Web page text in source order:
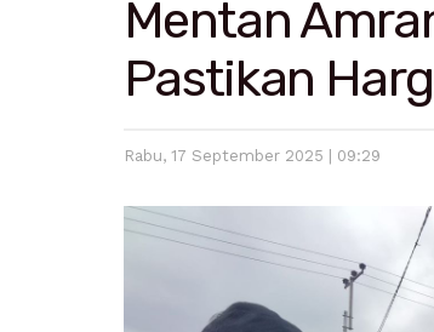
Mentan
Pastikan
Rabu, 17 September 2025 | 09:29